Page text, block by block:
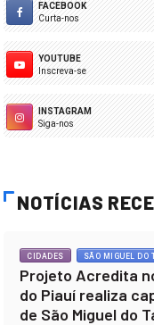
FACEBOOK
Curta-nos
YOUTUBE
Inscreva-se
INSTAGRAM
Siga-nos
NOTÍCIAS
CIDADES SÃO MIGUEL DO
Projeto Acredita
do Piauí realiza
de São Miguel do